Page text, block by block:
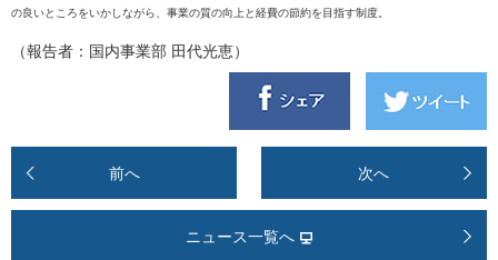
の良いところをいかしながら、事業の質の向上と経費の節約を目指す制度。
（報告者：国内事業部 田代光恵）
前へ 次へ
ニュース一覧へ